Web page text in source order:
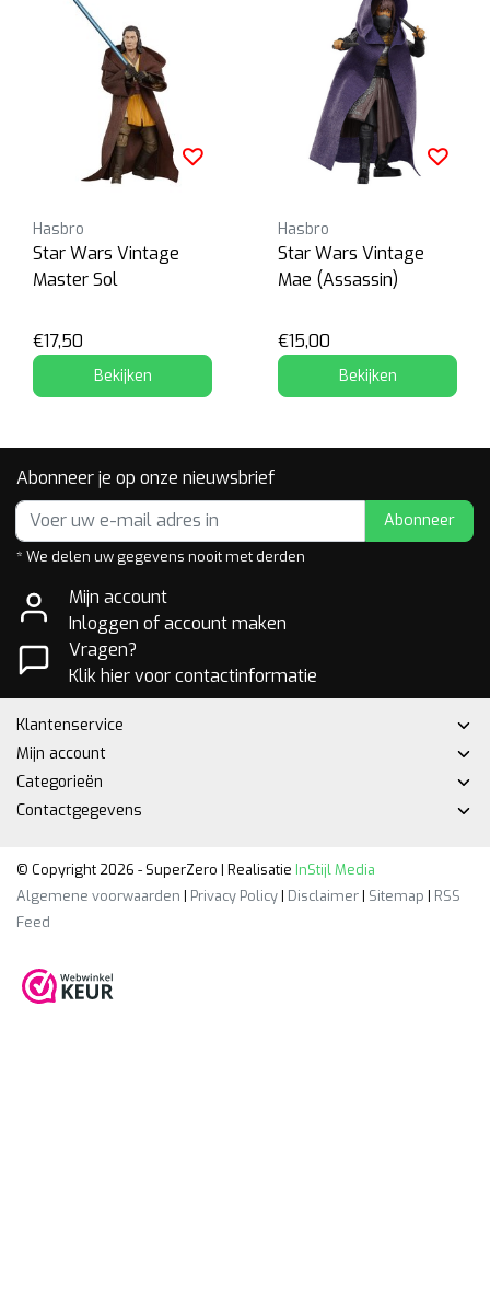
Hasbro
Star Wars Vintage
Master Sol
€17,50
Bekijken
Hasbro
Star Wars Vintage
Mae (Assassin)
€15,00
Bekijken
Abonneer je op onze nieuwsbrief
Abonneer
* We delen uw gegevens nooit met derden
Mijn account
Inloggen of account maken
Vragen?
Klik hier voor contactinformatie
Klantenservice
Mijn account
Categorieën
Contactgegevens
© Copyright 2026 - SuperZero | Realisatie InStijl Media
Algemene voorwaarden | Privacy Policy| Disclaimer| Sitemap | RSS
Feed